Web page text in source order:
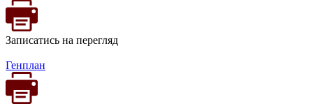
Записатись на перегляд
Генплан